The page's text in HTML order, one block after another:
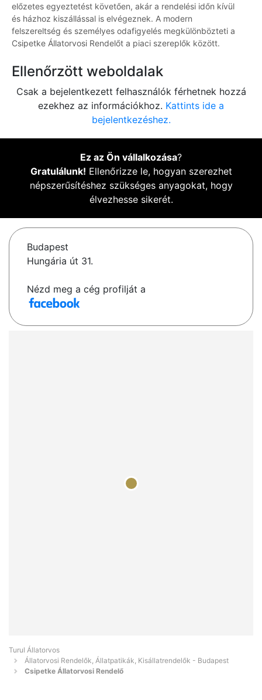
előzetes egyeztetést követően, akár a rendelési időn kívül
és házhoz kiszállással is elvégeznek. A modern
felszereltség és személyes odafigyelés megkülönbözteti a
Csipetke Állatorvosi Rendelőt a piaci szereplők között.
Ellenőrzött weboldalak
Csak a bejelentkezett felhasználók férhetnek hozzá
ezekhez az információkhoz. Kattints ide a
bejelentkezéshez.
Ez az Ön vállalkozása?
Gratulálunk! Ellenőrizze le, hogyan szerezhet
népszerűsítéshez szükséges anyagokat, hogy
élvezhesse sikerét.
Budapest
Hungária út 31.
Nézd meg a cég profilját a
Turul Állatorvos
Állatorvosi Rendelők, Állatpatikák, Kisállatrendelők - Budapest
Csipetke Állatorvosi Rendelő